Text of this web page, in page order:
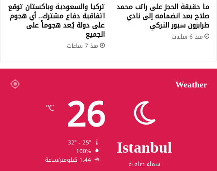
ما حقيقة الحجز على راتب محمد
صلاح بعد انضمامه إلى نادي
طرابزون سبور التركي
منذ 6 ساعات
تركيا والسعودية وباكستان توقع
اتفاقية دفاع مشترك.. أي هجوم
على دولة يُعد هجوماً على
الجميع
منذ 7 ساعات
Weather
Istanbul
سماء صافية
26
℃
100%
1.44 كيلومتر/ساعة